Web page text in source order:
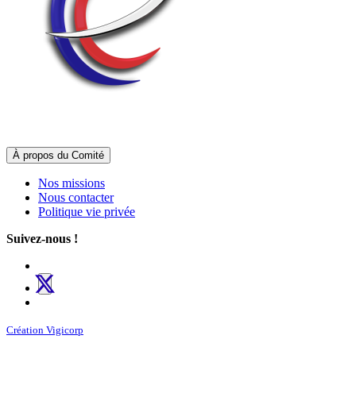
À propos du Comité
Nos missions
Nous contacter
Politique vie privée
Suivez-nous !
Création Vigicorp